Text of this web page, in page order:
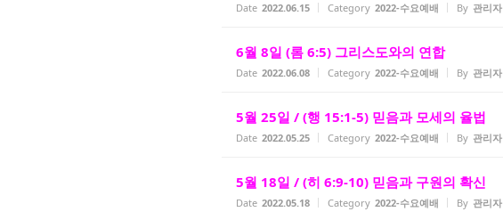
Date 2022.06.15 Category 2022-수요예배 By 관리자
6월 8일 (롬 6:5) 그리스도와의 연합
Date 2022.06.08 Category 2022-수요예배 By 관리자
5월 25일 / (행 15:1-5) 믿음과 모세의 율법
Date 2022.05.25 Category 2022-수요예배 By 관리자
5월 18일 / (히 6:9-10) 믿음과 구원의 확신
Date 2022.05.18 Category 2022-수요예배 By 관리자